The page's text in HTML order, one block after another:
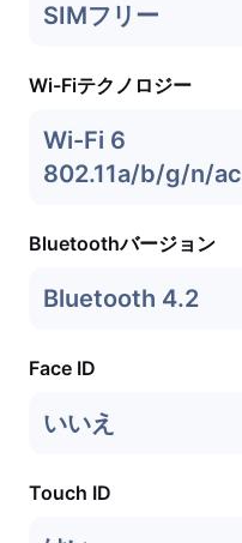
SIMフリー
Wi-Fiテクノロジー
Wi-Fi 6
802.11a/b/g/n/ac
Bluetoothバージョン
Bluetooth 4.2
Face ID
いいえ
Touch ID